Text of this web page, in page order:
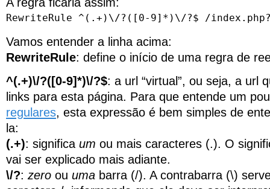
RewriteRule ^(.+)\/?([0-9]*)\/?$ /
Vamos entender a linha acima:
RewriteRule: define o início de uma regra de
^(.+)\/?([0-9]*)\/?$: a url “virtual”, ou seja, a url
links para esta página. Para que entende um
regulares, esta expressão é bem simples de
la:
(.+): significa um ou mais caracteres (.). O
vai ser explicado mais adiante.
\/?: zero ou uma barra (/). A contrabarra (\)